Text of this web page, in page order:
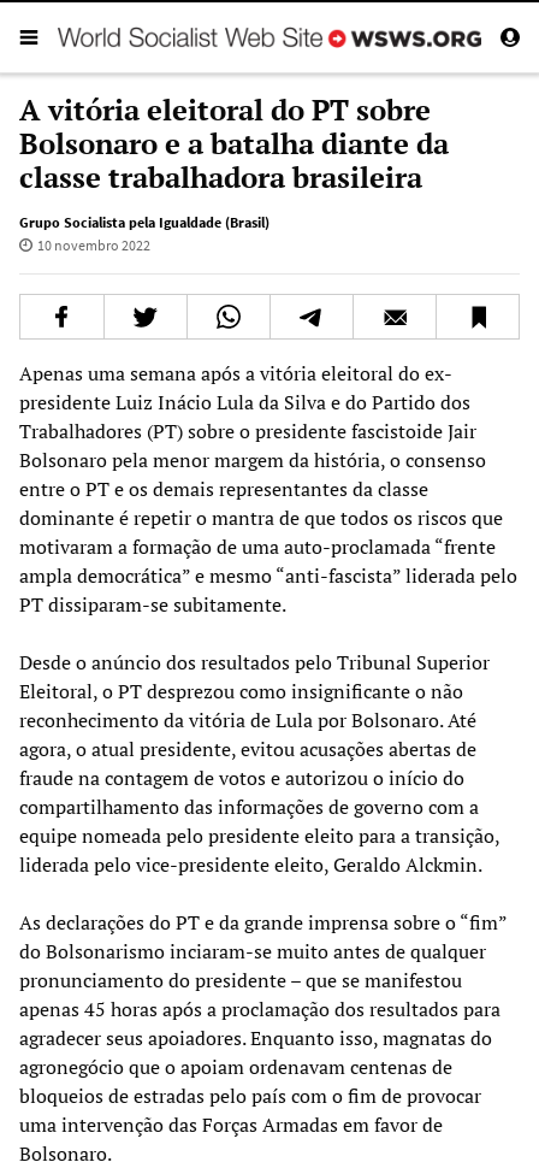
A vitória eleitoral do PT sobre
Bolsonaro e a batalha diante da
classe trabalhadora brasileira
Grupo Socialista pela Igualdade (Brasil)
10 novembro 2022
Apenas uma semana após a vitória eleitoral do ex-
presidente Luiz Inácio Lula da Silva e do Partido dos
Trabalhadores (PT) sobre o presidente fascistoide Jair
Bolsonaro pela menor margem da história, o consenso
entre o PT e os demais representantes da classe
dominante é repetir o mantra de que todos os riscos que
motivaram a formação de uma auto-proclamada “frente
ampla democrática” e mesmo “anti-fascista” liderada pelo
PT dissiparam-se subitamente.
Desde o anúncio dos resultados pelo Tribunal Superior
Eleitoral, o PT desprezou como insignificante o não
reconhecimento da vitória de Lula por Bolsonaro. Até
agora, o atual presidente, evitou acusações abertas de
fraude na contagem de votos e autorizou o início do
compartilhamento das informações de governo com a
equipe nomeada pelo presidente eleito para a transição,
liderada pelo vice-presidente eleito, Geraldo Alckmin.
As declarações do PT e da grande imprensa sobre o “fim”
do Bolsonarismo inciaram-se muito antes de qualquer
pronunciamento do presidente – que se manifestou
apenas 45 horas após a proclamação dos resultados para
agradecer seus apoiadores. Enquanto isso, magnatas do
agronegócio que o apoiam ordenavam centenas de
bloqueios de estradas pelo país com o fim de provocar
uma intervenção das Forças Armadas em favor de
Bolsonaro.